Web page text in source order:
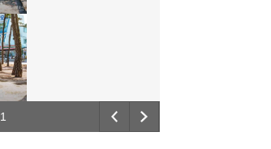
1